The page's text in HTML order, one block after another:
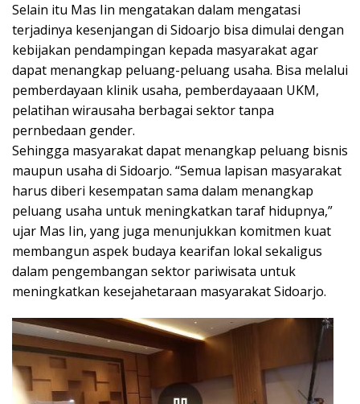
Selain itu Mas Iin mengatakan dalam mengatasi
terjadinya kesenjangan di Sidoarjo bisa dimulai dengan
kebijakan pendampingan kepada masyarakat agar
dapat menangkap peluang-peluang usaha. Bisa melalui
pemberdayaan klinik usaha, pemberdayaaan UKM,
pelatihan wirausaha berbagai sektor tanpa
pernbedaan gender.
Sehingga masyarakat dapat menangkap peluang bisnis
maupun usaha di Sidoarjo. “Semua lapisan masyarakat
harus diberi kesempatan sama dalam menangkap
peluang usaha untuk meningkatkan taraf hidupnya,”
ujar Mas Iin, yang juga menunjukkan komitmen kuat
membangun aspek budaya kearifan lokal sekaligus
dalam pengembangan sektor pariwisata untuk
meningkatkan kesejahetaraan masyarakat Sidoarjo.